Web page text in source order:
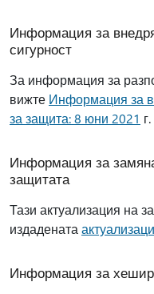
Информация за
сигурност
За информация за
вижте Информация за
за защита: 8 юни 2021 г.
Информация за
защитата
Тази актуализация на
издадената
Информация за